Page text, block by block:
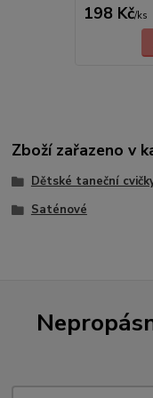
198 Kč/ks
Zboží zařazeno v
Dětské taneční
Saténové